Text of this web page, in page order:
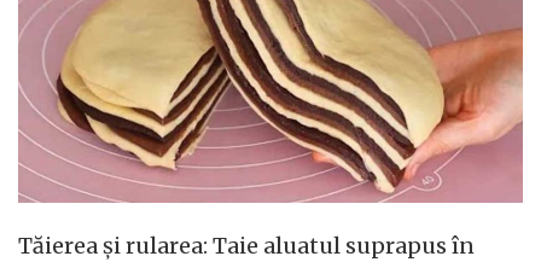
Tăierea și rularea: Taie aluatul suprapus în